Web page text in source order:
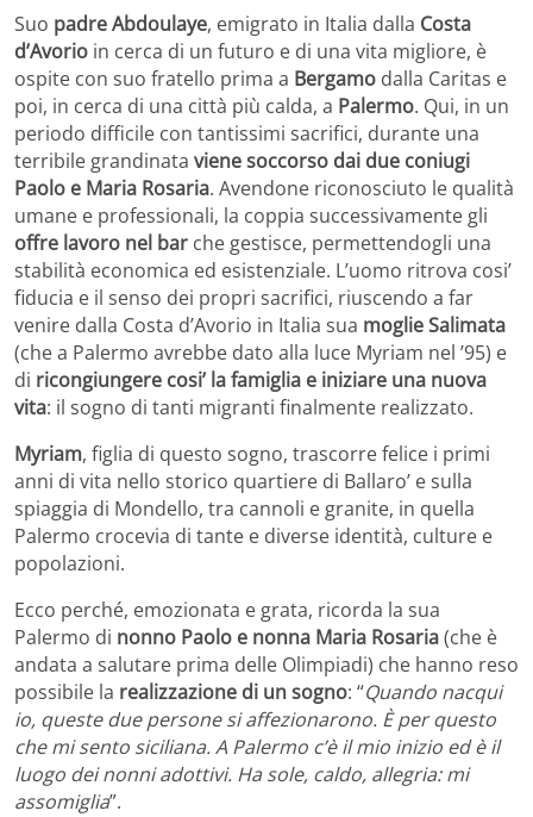
Suo padre Abdoulaye, emigrato in Italia dalla Costa
d’Avorio in cerca di un futuro e di una vita migliore, è
ospite con suo fratello prima a Bergamo dalla Caritas e
poi, in cerca di una città più calda, a Palermo. Qui, in un
periodo difficile con tantissimi sacrifici, durante una
terribile grandinata viene soccorso dai due coniugi
Paolo e Maria Rosaria. Avendone riconosciuto le qualità
umane e professionali, la coppia successivamente gli
offre lavoro nel bar che gestisce, permettendogli una
stabilità economica ed esistenziale. L’uomo ritrova cosi’
fiducia e il senso dei propri sacrifici, riuscendo a far
venire dalla Costa d’Avorio in Italia sua moglie Salimata
(che a Palermo avrebbe dato alla luce Myriam nel ’95) e
di ricongiungere cosi’ la famiglia e iniziare una nuova
vita: il sogno di tanti migranti finalmente realizzato.
Myriam, figlia di questo sogno, trascorre felice i primi
anni di vita nello storico quartiere di Ballaro’ e sulla
spiaggia di Mondello, tra cannoli e granite, in quella
Palermo crocevia di tante e diverse identità, culture e
popolazioni.
Ecco perché, emozionata e grata, ricorda la sua
Palermo di nonno Paolo e nonna Maria Rosaria(che è
andata a salutare prima delle Olimpiadi) che hanno reso
possibile la realizzazione di un sogno: “Quando nacqui
io, queste due persone si affezionarono. È per questo
che mi sento siciliana. A Palermo c’è il mio inizio ed è il
luogo dei nonni adottivi. Ha sole, caldo, allegria: mi
assomiglia”.